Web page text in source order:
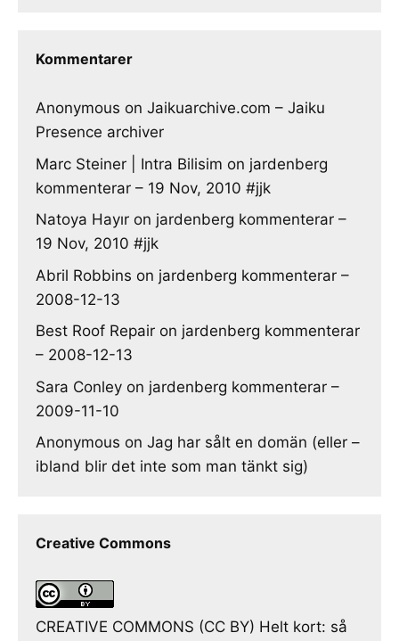
Kommentarer
Anonymous on Jaikuarchive.com – Jaiku
Presence archiver
Marc Steiner | Intra Bilisim on jardenberg
kommenterar – 19 Nov, 2010 #jjk
Natoya Hayır on jardenberg kommenterar –
19 Nov, 2010 #jjk
Abril Robbins on jardenberg kommenterar –
2008-12-13
Best Roof Repair on jardenberg kommenterar
– 2008-12-13
Sara Conley on jardenberg kommenterar –
2009-11-10
Anonymous on Jag har sålt en domän (eller –
ibland blir det inte som man tänkt sig)
Creative Commons
CREATIVE COMMONS (CC BY) Helt kort: så